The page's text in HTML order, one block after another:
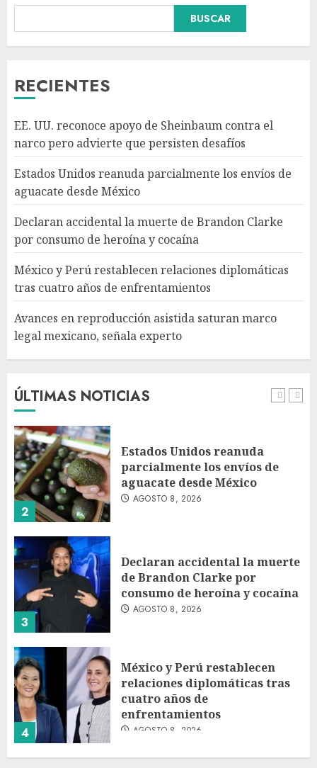
BUSCAR
RECIENTES
EE. UU. reconoce apoyo de Sheinbaum contra el
narco pero advierte que persisten desafíos
Estados Unidos reanuda parcialmente los envíos de
aguacate desde México
Declaran accidental la muerte de Brandon Clarke
por consumo de heroína y cocaína
México y Perú restablecen relaciones diplomáticas
tras cuatro años de enfrentamientos
Avances en reproducción asistida saturan marco
legal mexicano, señala experto
ÚLTIMAS NOTICIAS
Declaran accidental la muerte
de Brandon Clarke por
4
relaciones diplomáticas tras
cuatro años de
enfrentamientos
AGOSTO 8, 2026
5
Avances en reproducción
asistida saturan marco legal
mexicano, señala experto
AGOSTO 8, 2026
1
EE. UU. reconoce apoyo de
AGOSTO 8, 2026
2
Estados Unidos reanuda
parcialmente los envíos de
aguacate desde México
AGOSTO 8, 2026
3
Declaran accidental la muerte
de Brandon Clarke por
consumo de heroína y cocaína
AGOSTO 8, 2026
4
México y Perú restablecen
relaciones diplomáticas tras
cuatro años de
enfrentamientos
AGOSTO 8, 2026